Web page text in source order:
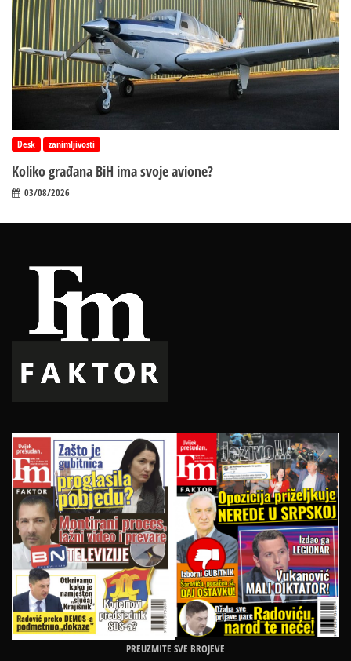
Desk zanimljivosti
Koliko građana BiH ima svoje avione?
03/08/2026
PREUZMITE SVE BROJEVE